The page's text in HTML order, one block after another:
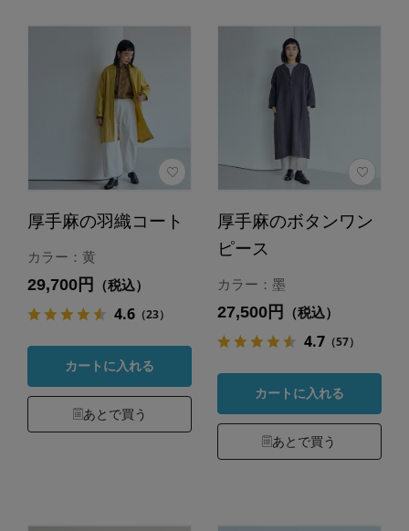
厚手麻の羽織コート
カラー：黄
29,700円 （税込）
4.6（23）
カートに入れる
あとで買う
厚手麻のボタンワン
ピース
カラー：墨
27,500円 （税込）
4.7（57）
カートに入れる
あとで買う